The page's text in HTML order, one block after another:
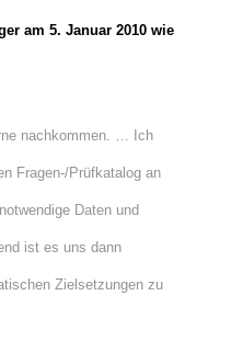
am 5. Januar 2010 wie
nachkommen. … Ich
Fragen-/Prüfkatalog an
Daten und
ist es uns dann
Zielsetzungen zu